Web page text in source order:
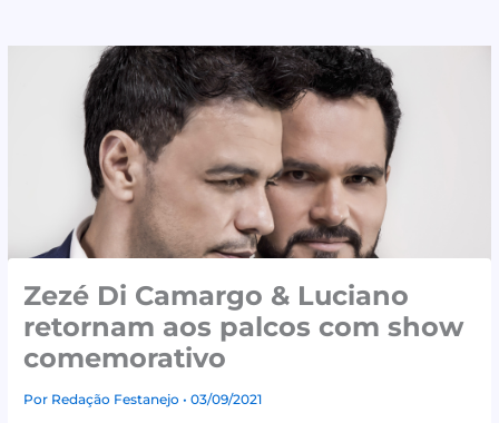
Zezé Di Camargo & Luciano
retornam aos palcos com show
comemorativo
Por Redação Festanejo• 03/09/2021